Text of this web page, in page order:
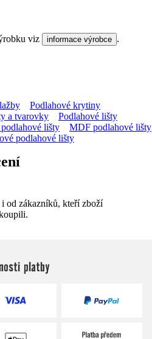
viz informace výrobce .
Podlahové krytiny
a tvarovky
Podlahové lišty
lišty
MDF podlahové lišty
podlahové lišty
od zákazníků, kteří zboží
platby